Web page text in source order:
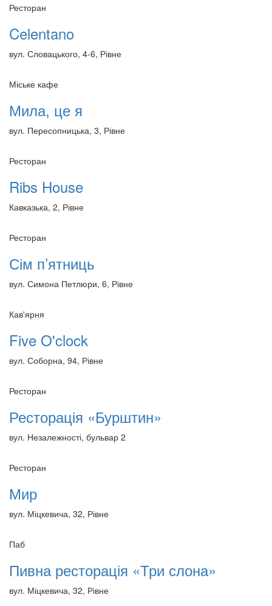
Ресторан
Celentano
вул. Словацького, 4-6, Рівне
Міське кафе
Мила, це я
вул. Пересопницька, 3, Рівне
Ресторан
Ribs House
Кавказька, 2, Рівне
Ресторан
Сім п’ятниць
вул. Симона Петлюри, 6, Рівне
Кав'ярня
Five O'clock
вул. Соборна, 94, Рівне
Ресторан
Ресторація «Бурштин»
вул. Незалежності, бульвар 2
Ресторан
Мир
вул. Міцкевича, 32, Рівне
Паб
Пивна ресторація «Три слона»
вул. Міцкевича, 32, Рівне